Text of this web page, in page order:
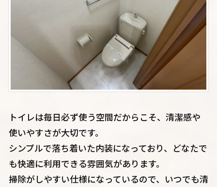
トイレは毎日必ず使う空間だからこそ、清潔感や
使いやすさが大切です。
シンプルで落ち着いた内装になっており、どなたで
も快適に利用できる雰囲気があります。
掃除がしやすい仕様になっているので、いつでも清